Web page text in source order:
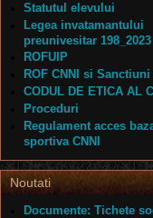
Statutul elevului
Legea invatamantului
preunivesitar 198_2023
ROFUIP
ROF CNNI si
CODUL DE ETICA AL
Proceduri
Regulament acces
sportiva CNNI
Noutati
Documente: Tichete